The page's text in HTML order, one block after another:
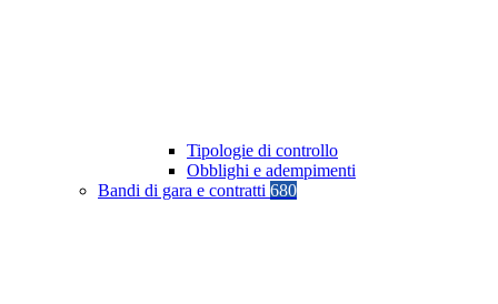
Tipologie di controllo
Obblighi e adempimenti
Bandi di gara e contratti 680